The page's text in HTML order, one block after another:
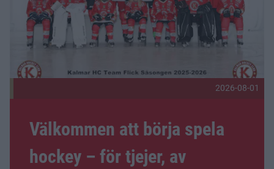
2026-08-01
Välkommen att börja spela
hockey – för tjejer, av